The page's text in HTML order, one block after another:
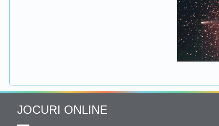
JOCURI ONLINE